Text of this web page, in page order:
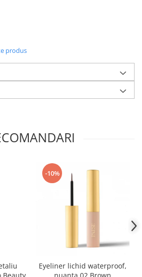
produs
Beauty
-10%
Eyeliner lichid waterproof,
nuanta 02 Brown